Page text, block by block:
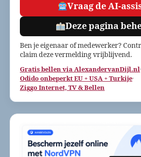
Vraag de AI-
Deze pagina
Ben je eigenaar of medewerker?
claim deze vermelding vrijblijvend.
Gratis bellen via AlexandervanDijl.nl·
Odido onbeperkt EU + USA + Turkije·
Ziggo Internet, TV & Bellen